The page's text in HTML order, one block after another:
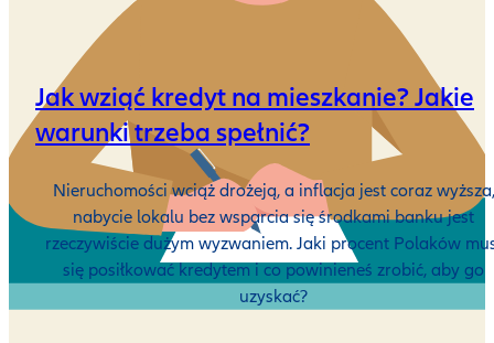
Jak wziąć kredyt na mieszkanie? Jakie
warunki trzeba spełnić?
Nieruchomości wciąż drożeją, a inflacja jest coraz wyższa,
nabycie lokalu bez wsparcia się środkami banku jest
rzeczywiście dużym wyzwaniem. Jaki procent Polaków
się posiłkować kredytem i co powinieneś zrobić, aby go
uzyskać?